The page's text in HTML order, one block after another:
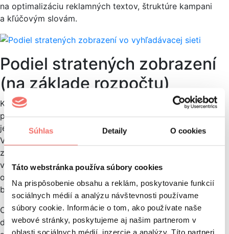
Súhlas Detaily O cookies
Táto webstránka používa súbory cookies
Na prispôsobenie obsahu a reklám, poskytovanie funkcií
sociálnych médií a analýzu návštevnosti používame
súbory cookie. Informácie o tom, ako používate naše
webové stránky, poskytujeme aj našim partnerom v
oblasti sociálnych médií, inzercie a analýzy. Títo partneri
na optimalizáciu reklamných textov, štruktúre kampani
a kľúčovým slovám.
Podiel stratených zobrazení
(na základe rozpočtu)
Keďže sa táto metrika týka rozpočtu, tak je dostupná len
pre úroveň Kampane. Ide o veľmi podobnú metriku, ako
je podiel stratených zobrazení na základe Ad Ranku.
Vyjadruje však % zobrazení, na ktoré ste sa mohli
zobraziť, ale na základe rozpočtu, ktorý ste si stanovili sa
vaše reklamy nezobrazovali tak často. Vaše kampane sú
obmedzené rozpočtom a nedosahujú tak plný výkon, aký
by mohli.
Odporúčaním je si zhodnotiť, či je pre vás kampaň
dostatočne rentabilná a či spĺňa ciele, ktoré ste si